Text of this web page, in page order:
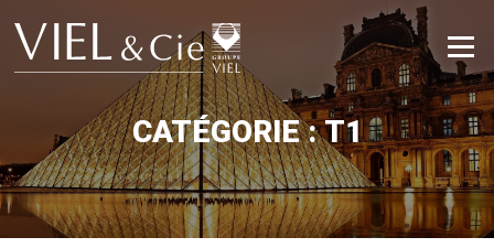
contenu
Menu
CATÉGORIE :T1